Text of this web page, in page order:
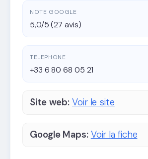
NOTE GOOGLE
5,0/5 (27 avis)
TELEPHONE
+33 6 80 68 05 21
Site web: Voir le site
Google Maps: Voir la fiche